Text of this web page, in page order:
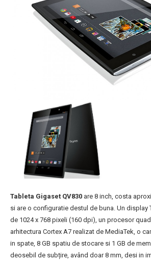
Tableta Gigaset QV830 are 8 inch, costa
si are o configuratie destul de buna. Un display
de 1024 x 768 pixeli (160 dpi), un procesor
arhitectura Cortex A7 realizat de MediaTek, o
in spate, 8 GB spatiu de stocare si 1 GB de
deosebil de subțire, având doar 8 mm, desi in